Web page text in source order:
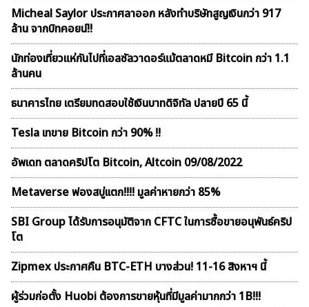
Micheal Saylor ประกาศลาออก หลังทำบริษัทสูญเงินกว่า 917
ล้าน จากบิทคอยน์!!
นักท่องเที่ยวแห่กันไปที่เอลซัลวาดอร์แม้ตลาดหมี Bitcoin กว่า 1.1
ล้านคน
ธนาคารไทย เตรียมทดสอบใช้เงินบาทดิจิทัล ปลายปี 65 นี้
Tesla เทขาย Bitcoin กว่า 90% !!
อัพเดท ตลาดคริปโต Bitcoin, Altcoin 09/08/2022
Metaverse ฟองสบู่เเตก!!!! มูลค่าหายกว่า 85%
SBI Group ได้รับการอนุมัติจาก CFTC ในการซื้อขายอนุพันธ์คริป
โต
Zipmex ประกาศคืน BTC-ETH บางส่วน! 11-16 สิงหาฯ นี้
ผู้ร่วมก่อตั้ง Huobi ต้องการขายหุ้นที่มีมูลค่ามากกว่า 1B!!!